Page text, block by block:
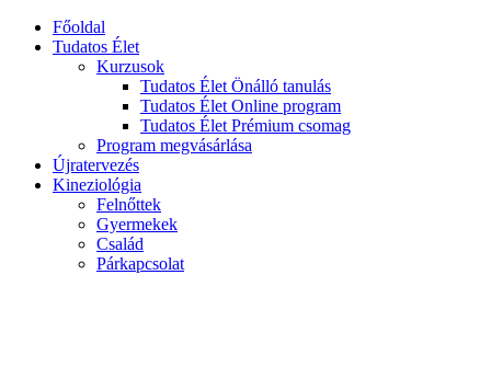
Főoldal
Tudatos Élet
Kurzusok
Tudatos Élet Önálló tanulás
Tudatos Élet Online program
Tudatos Élet Prémium csomag
Program megvásárlása
Újratervezés
Kineziológia
Felnőttek
Gyermekek
Család
Párkapcsolat